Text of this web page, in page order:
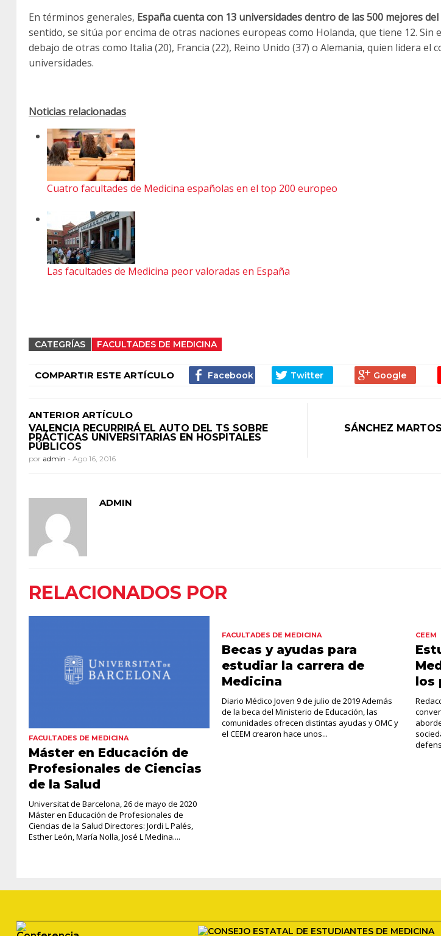
En términos generales, España cuenta con 13 universidades dentro de las 500 mejores
sentido, se sitúa por encima de otras naciones europeas como Holanda, que tiene 12. Sin
debajo de otras como Italia (20), Francia (22), Reino Unido (37) o Alemania, quien lidera el
universidades.
Noticias relacionadas
Cuatro facultades de Medicina españolas en el top 200 europeo
Las facultades de Medicina peor valoradas en España
CATEGRÍAS FACULTADES DE MEDICINA
COMPARTIR ESTE ARTÍCULO
ANTERIOR ARTÍCULO
VALENCIA RECURRIRÁ EL AUTO DEL TS SOBRE
PRÁCTICAS UNIVERSITARIAS EN HOSPITALES
PÚBLICOS
por admin - Ago 16, 2016
SÁNCHEZ
ADMIN
RELACIONADOS POR
FACULTADES DE MEDICINA
Máster en Educación de
Profesionales de Ciencias
de la Salud
Universitat de Barcelona, 26 de mayo de 2020
Máster en Educación de Profesionales de
Ciencias de la Salud Directores: Jordi L Palés,
Esther León, María Nolla, José L Medina....
FACULTADES DE MEDICINA
Becas y ayudas para
estudiar la carrera de
Medicina
Diario Médico Joven 9 de julio de 2019 Además
de la beca del Ministerio de Educación, las
comunidades ofrecen distintas ayudas y OMC y
el CEEM crearon hace unos...
CEEM
los